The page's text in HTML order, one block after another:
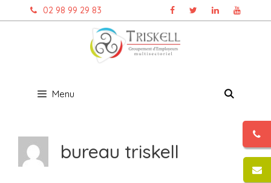
au
02 98 99 29 83
Menu
bureau triskell